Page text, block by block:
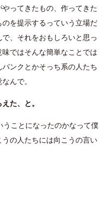
ってきたもの、作ってきた
を提示するっていう立場だ
、それをおもしろいと思っ
ではそんな簡単なことでは
ンクとかそっち系の人たち
んで。
た、と。
ことになったのかなって僕
の人たちには向こうの言い